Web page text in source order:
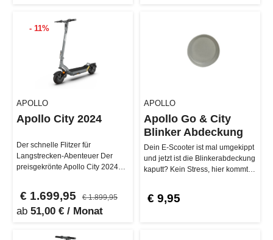
- 11%
APOLLO
Apollo City 2024
Der schnelle Flitzer für
Langstrecken-Abenteuer Der
preisgekrönte Apollo City 2024
€ 1.699,95 € 1.899,95
ab 51,00 € / Monat
APOLLO
Apollo Go & City
Blinker Abdeckung
Dein E-Scooter ist mal umgekippt
und jetzt ist die Blinkerabdeckung
kaputt? Kein Stress, hier kommt
€ 9,95